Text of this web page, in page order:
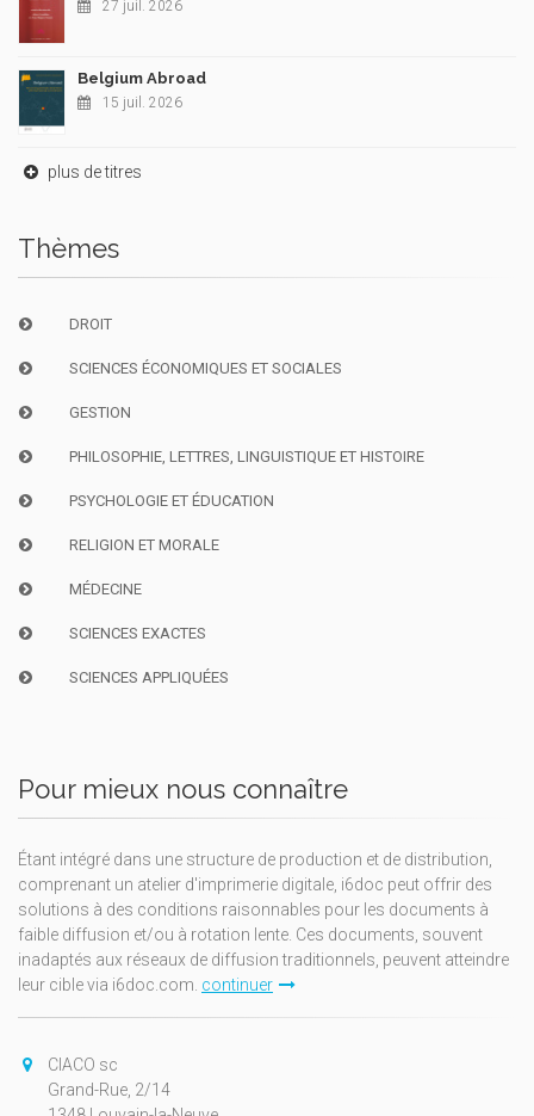
27 juil. 2026
Belgium Abroad
15 juil. 2026
plus de titres
Thèmes
DROIT
SCIENCES ÉCONOMIQUES ET SOCIALES
GESTION
PHILOSOPHIE, LETTRES, LINGUISTIQUE ET HISTOIRE
PSYCHOLOGIE ET ÉDUCATION
RELIGION ET MORALE
MÉDECINE
SCIENCES EXACTES
SCIENCES APPLIQUÉES
Pour mieux nous connaître
Étant intégré dans une structure de production et de distribution,
comprenant un atelier d'imprimerie digitale, i6doc peut offrir des
solutions à des conditions raisonnables pour les documents à
faible diffusion et/ou à rotation lente. Ces documents, souvent
inadaptés aux réseaux de diffusion traditionnels, peuvent atteindre
leur cible via i6doc.com. continuer
CIACO sc
Grand-Rue, 2/14